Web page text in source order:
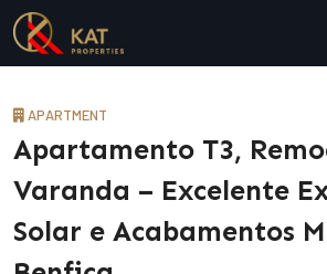
APARTMENT
Apartamento T3,
Varanda – Excelente
Solar e Acabamentos